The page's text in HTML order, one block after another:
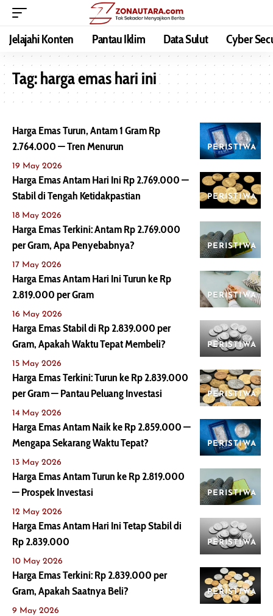
Jelajahi Konten Pantau Iklim Data Sulut Cyber
Tag:harga emas hari ini
PERISTIWA
Harga Emas Turun, Antam 1 Gram Rp
2.764.000 — Tren Menurun
19 May 2026
PERISTIWA
Harga Emas Antam Hari Ini Rp 2.769.000 —
Stabil di Tengah Ketidakpastian
18 May 2026
PERISTIWA
Harga Emas Terkini: Antam Rp 2.769.000
per Gram, Apa Penyebabnya?
17 May 2026
PERISTIWA
Harga Emas Antam Hari Ini Turun ke Rp
2.819.000 per Gram
16 May 2026
PERISTIWA
Harga Emas Stabil di Rp 2.839.000 per
Gram, Apakah Waktu Tepat Membeli?
15 May 2026
PERISTIWA
Harga Emas Terkini: Turun ke Rp 2.839.000
per Gram — Pantau Peluang Investasi
14 May 2026
PERISTIWA
Harga Emas Antam Naik ke Rp 2.859.000 —
Mengapa Sekarang Waktu Tepat?
13 May 2026
PERISTIWA
Harga Emas Antam Turun ke Rp 2.819.000
— Prospek Investasi
12 May 2026
PERISTIWA
Harga Emas Antam Hari Ini Tetap Stabil di
Rp 2.839.000
10 May 2026
PERISTIWA
Harga Emas Terkini: Rp 2.839.000 per
Gram, Apakah Saatnya Beli?
9 May 2026